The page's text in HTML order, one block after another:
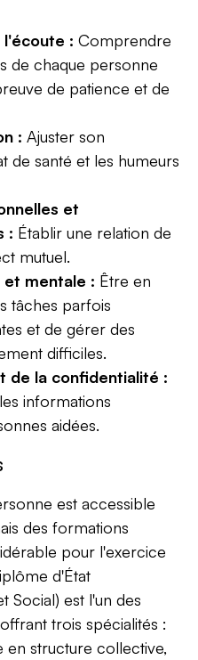
l'écoute : Comprendre
de chaque personne
de patience et de
: Ajuster son
de santé et les humeurs
et
: Établir une relation de
mutuel.
et mentale : Être en
tâches parfois
et de gérer des
difficiles.
de la confidentialité :
informations
aidées.
est accessible
des formations
pour l'exercice
d'État
Social) est l'un des
trois spécialités :
structure collective,